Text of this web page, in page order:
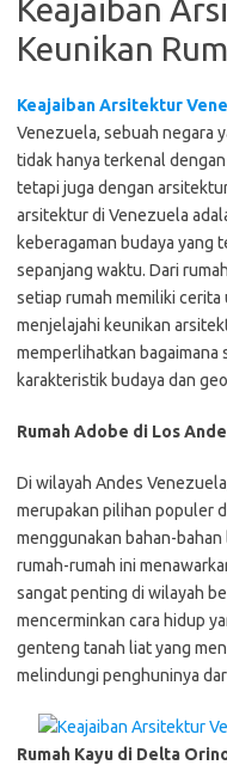
Keajaiban
Keunikan
Keajaiban Arsitektur
Venezuela, sebuah negara
tidak hanya terkenal
tetapi juga dengan
arsitektur di Venezuela
keberagaman budaya yang
sepanjang waktu. Dari
setiap rumah memiliki
menjelajahi keunikan
memperlihatkan bagaimana
karakteristik budaya dan
Rumah Adobe di Los
Di wilayah Andes
merupakan pilihan populer
menggunakan bahan-
rumah-rumah ini
sangat penting di wilayah
mencerminkan cara hidup
genteng tanah liat yang
melindungi penghuninya
Rumah Kayu di Delta